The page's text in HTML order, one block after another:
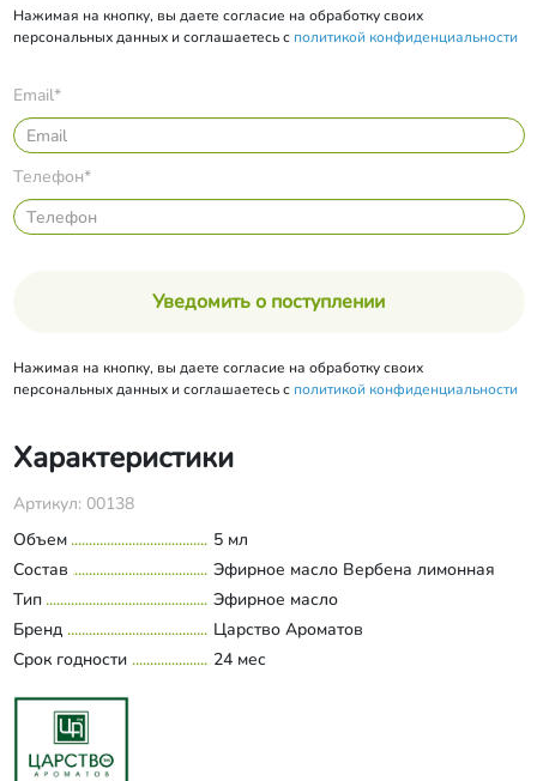
Нажимая на кнопку, вы даете согласие на обработку своих
персональных данных и соглашаетесь с политикой конфиденциальности
Email*
Телефон*
Уведомить о поступлении
Нажимая на кнопку, вы даете согласие на обработку своих
персональных данных и соглашаетесь с политикой конфиденциальности
Характеристики
Артикул: 00138
Объем
5 мл
Состав
Эфирное масло Вербена лимонная
Тип
Эфирное масло
Бренд
Царство Ароматов
Срок годности
24 мес